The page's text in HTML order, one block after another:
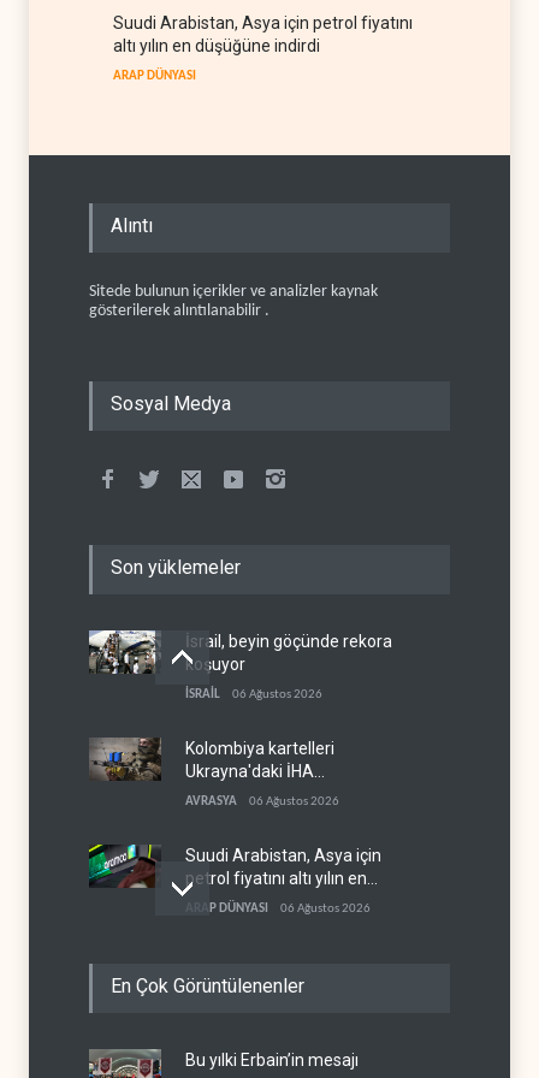
Suudi Arabistan, Asya için petrol fiyatını
altı yılın en düşüğüne indirdi
ARAP DÜNYASI
Alıntı
Sitede bulunun içerikler ve analizler kaynak
gösterilerek alıntılanabilir .
Sosyal Medya
Son yüklemeler
İsrail, beyin göçünde rekora
koşuyor
İSRAİL 06 Ağustos 2026
Kolombiya kartelleri
Ukrayna'daki İHA
teknolojisinin peşine düştü
AVRASYA 06 Ağustos 2026
Suudi Arabistan, Asya için
petrol fiyatını altı yılın en
düşüğüne indirdi
ARAP DÜNYASI 06 Ağustos 2026
yeni güvenlik hattına
BM yetkilisinden İsrail'e gizli
En Çok Görüntülenenler
Bu yılki Erbain’in mesajı